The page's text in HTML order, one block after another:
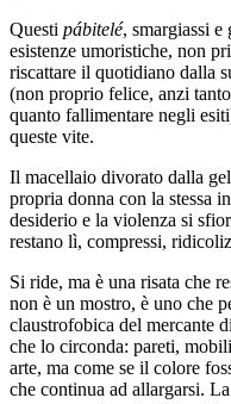
Questi pábitelé, smargiassi
esistenze umoristiche, non
riscattare il quotidiano dalla
(non proprio felice, anzi
quanto fallimentare negli
queste vite.
Il macellaio divorato dalla
propria donna con la stessa
desiderio e la violenza si
restano lì, compressi,
Si ride, ma è una risata che
non è un mostro, è uno che
claustrofobica del mercante
che lo circonda: pareti,
arte, ma come se il colore
che continua ad allargarsi.